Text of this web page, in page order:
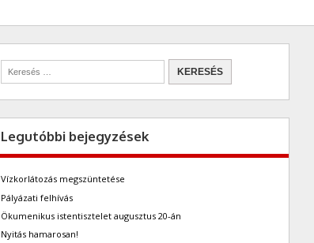
Legutóbbi bejegyzések
Vízkorlátozás megszüntetése
Pályázati felhívás
Ökumenikus istentisztelet augusztus 20-án
Nyitás hamarosan!